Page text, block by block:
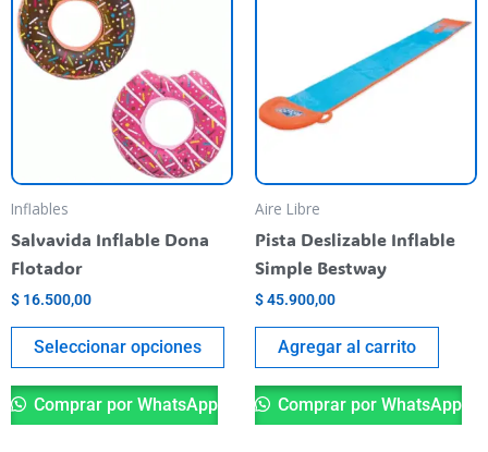
Inflables
Salvavida Inflable Dona
Flotador
$ 16.500,00
Seleccionar opciones
variantes.
Las
opciones
se
pueden
elegir
producto
Comprar por WhatsApp
Aire Libre
Pista Deslizable Inflable
Simple Bestway
$45.900,00
Agregar al carrito
Comprar por WhatsApp